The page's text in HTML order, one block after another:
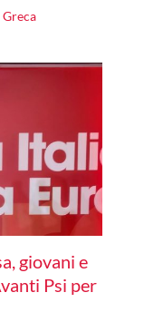
Greca
giovani e
Psi per